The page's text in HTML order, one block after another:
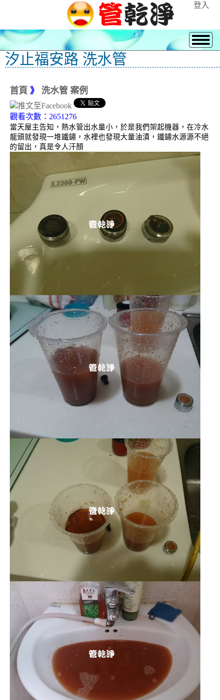
登入
汐止福安路 洗水管
首頁 》 洗水管 案例
觀看次數：2651276
當天屋主告知，熱水管出水量小，於是我們架起機器，在冷水
龍頭就發現一堆鐵鏽，水裡也發現大量油漬，鐵鏽水源源不絕
的留出，真是令人汗顏